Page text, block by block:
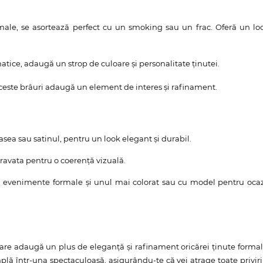
se asortează perfect cu un smoking sau un frac. Oferă un
adaugă un strop de culoare și personalitate ținutei.
brâuri adaugă un element de interes și rafinament.
sau satinul, pentru un look elegant și durabil.
pentru o coerență vizuală.
formale și unul mai colorat sau cu model pentru
adaugă un plus de eleganță și rafinament oricărei ținute
într-una spectaculoasă, asigurându-te că vei atrage toate